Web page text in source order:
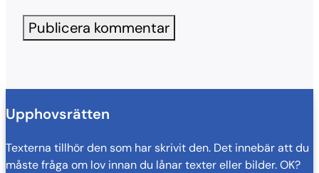
Upphovsrätten
Texterna tillhör den som har skrivit den. Det innebär att du
måste fråga om lov innan du lånar texter eller bilder. OK?